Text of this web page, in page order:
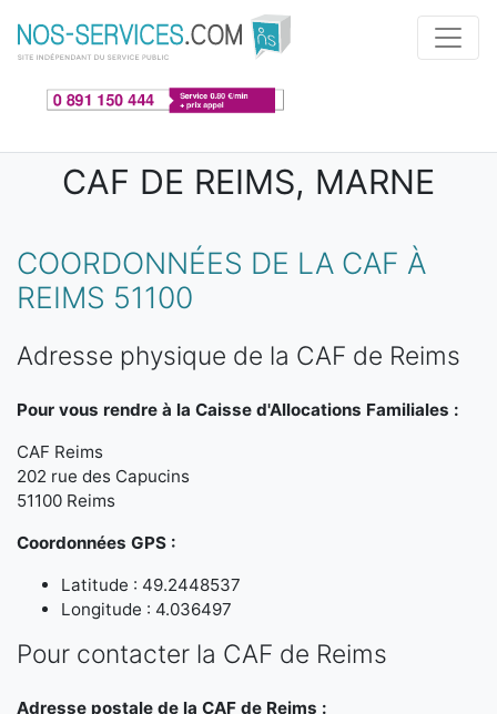
Aller au contenu principal
CAF DE REIMS, MARNE
COORDONNÉES DE LA CAF À
REIMS 51100
Adresse physique de la CAF de Reims
Pour vous rendre à la Caisse d'Allocations Familiales :
CAF Reims
202 rue des Capucins
51100 Reims
Coordonnées GPS :
Latitude : 49.2448537
Longitude : 4.036497
Pour contacter la CAF de Reims
Adresse postale de la CAF de Reims :